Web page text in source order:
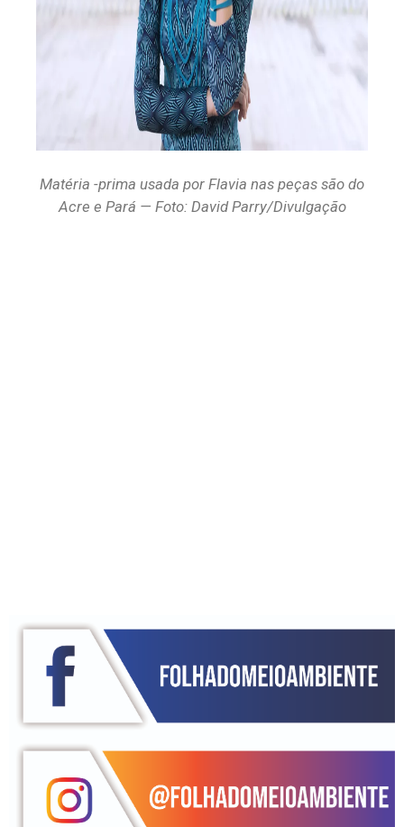
Matéria -prima usada por Flavia nas peças são do
Acre e Pará — Foto: David Parry/Divulgação